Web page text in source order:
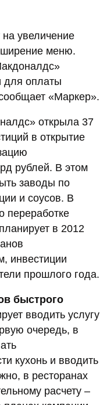
увеличение
меню.
для оплаты
«Маркер».
открыла 37
в открытие
рублей. В этом
заводы по
и соусов. В
переработке
в 2012
инвестиции
прошлого года.
быстрого
вводить услугу
очередь, в
кухонь и вводить
в ресторанах
расчету –